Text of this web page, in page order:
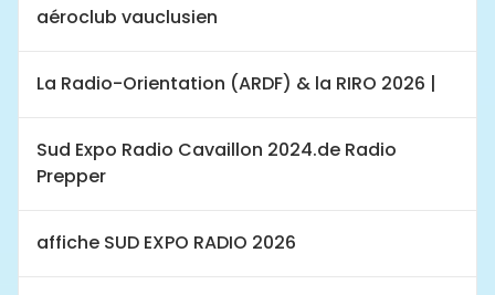
aéroclub vauclusien
La Radio-Orientation (ARDF) & la RIRO 2026 |
Sud Expo Radio Cavaillon 2024.de Radio
Prepper
affiche SUD EXPO RADIO 2026